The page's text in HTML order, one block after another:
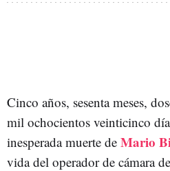
Cinco años, sesenta meses,
mil ochocientos veinticinco
inesperada muerte de Mario
vida del operador de cámara